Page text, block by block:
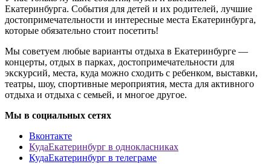
Екатеринбурга. События для детей и их родителей, лучшие
достопримечательности и интересные места Екатеринбурга,
которые обязательно стоит посетить!
Мы советуем любые варианты отдыха в Екатеринбурге —
концерты, отдых в парках, достопримечательности для
экскурсий, места, куда можно сходить с ребенком, выставки,
театры, шоу, спортивные мероприятия, места для активного
отдыха и отдыха с семьей, и многое другое.
Мы в социальных сетях
Вконтакте
КудаЕкатеринбург в однокласниках
КудаЕкатеринбург в телеграме